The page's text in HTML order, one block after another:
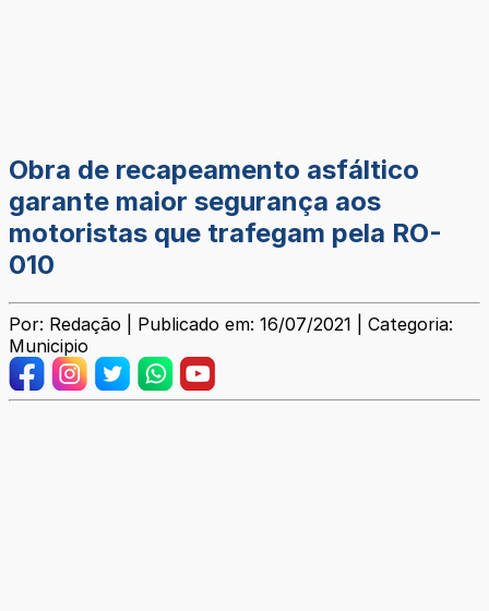
Obra de recapeamento asfáltico
garante maior segurança aos
motoristas que trafegam pela RO-
010
Por: Redação | Publicado em: 16/07/2021 | Categoria:
Municipio